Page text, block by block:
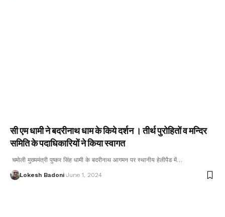
सी एम धामी ने बदरीनाथ धाम के किये दर्शन । तीर्थ पुरोहितों व मन्दिर
समिति के पदाधिकारियों ने किया स्वागत
चमोली मुख्यमंत्री पुष्कर सिंह धामी के बदरीनाथ आगमन पर स्थानीय हेलीपैड में…
Lokesh Badoni June 1, 2024